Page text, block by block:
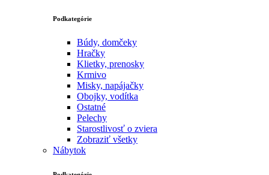
Podkategórie
Búdy, domčeky
Hračky
Klietky, prenosky
Krmivo
Misky, napájačky
Obojky, vodítka
Ostatné
Pelechy
Starostlivosť o zviera
Zobraziť všetky
Nábytok